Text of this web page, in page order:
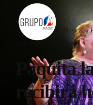
Home Blog Música
en la ciudad de México.
Paquita
recibirá